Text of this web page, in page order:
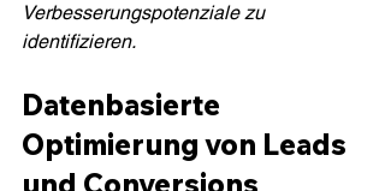
Verbesserungspotenziale zu
identifizieren.
Datenbasierte
Optimierung von Leads
und Conversions